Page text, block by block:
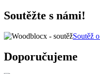
Soutěžte s námi!
Soutěž
Doporučujeme